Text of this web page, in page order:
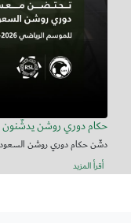
حكام دوري روشن يدشّنون
دشّن حكام دوري روشن السعودي
أقرأ المزيد